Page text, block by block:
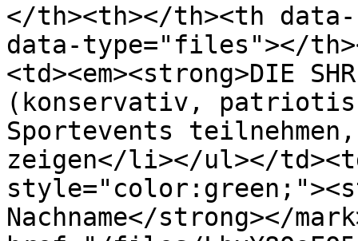
</th><th></th><th
data-type="files"></
<td><em><strong>DIE
(konservativ,
Sportevents
zeigen</li></ul></
Nachname</strong></